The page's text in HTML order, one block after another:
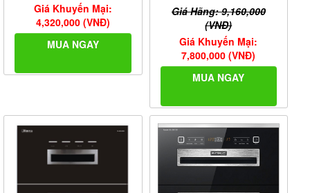
Giá Khuyến Mại:
4,320,000 (VNĐ)
MUA NGAY
Giá Hãng: 9,160,000
(VNĐ)
Giá Khuyến Mại:
7,800,000 (VNĐ)
MUA NGAY